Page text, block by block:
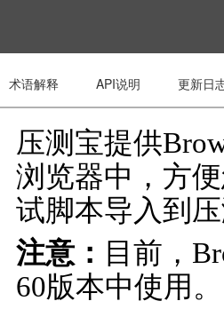
术语解释 API说明 更新日
压测宝提供
浏览器中，方
试脚本导入到
注意： 目前，
60版本中使用。